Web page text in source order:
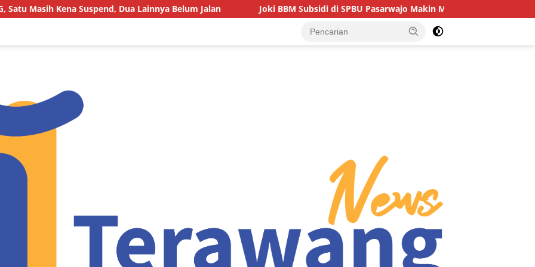
Suspend, Dua Lainnya Belum Jalan Joki BBM Subsidi di SPBU Pasarwajo Makin Marak, Pengendara: “Polres Buton